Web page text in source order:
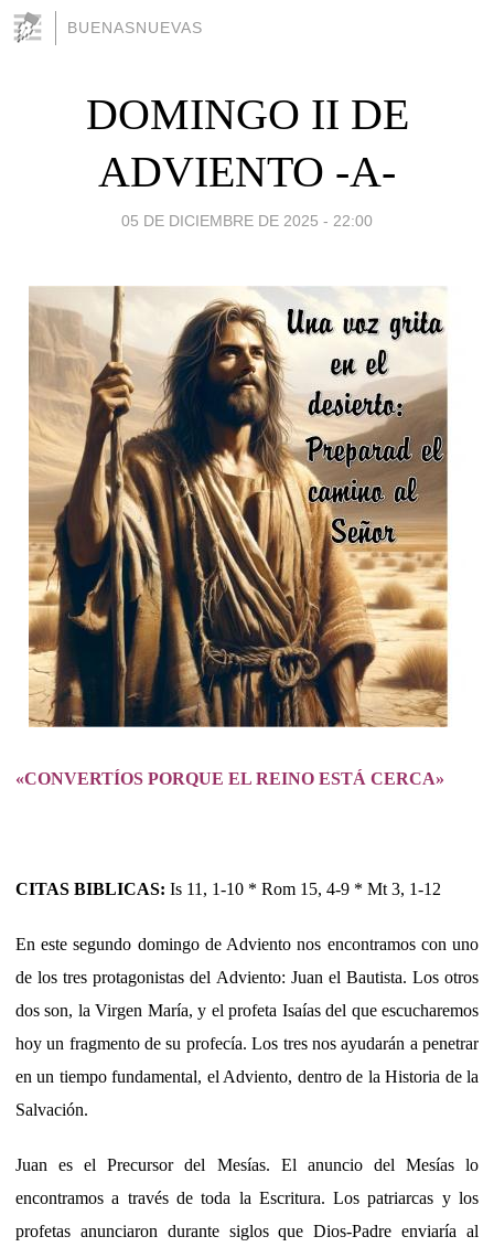
BUENASNUEVAS
DOMINGO II DE
ADVIENTO -A-
05 DE DICIEMBRE DE 2025 - 22:00
«CONVERTÍOS PORQUE EL REINO ESTÁ CERCA»
CITAS BIBLICAS: Is 11, 1-10 * Rom 15, 4-9 * Mt 3, 1-12
En este segundo domingo de Adviento nos encontramos con uno
de los tres protagonistas del Adviento: Juan el Bautista. Los otros
dos son, la Virgen María, y el profeta Isaías del que escucharemos
hoy un fragmento de su profecía. Los tres nos ayudarán a penetrar
en un tiempo fundamental, el Adviento, dentro de la Historia de la
Salvación.
Juan es el Precursor del Mesías. El anuncio del Mesías lo
encontramos a través de toda la Escritura. Los patriarcas y los
profetas anunciaron durante siglos que Dios-Padre enviaría al